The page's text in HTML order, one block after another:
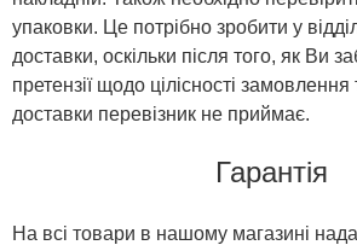
упаковки. Це потрібно зробити у
доставки, оскільки після того, як Ви
претензії щодо цілісності замовлення
доставки перевізник не приймає.
Гарантія
На всі товари в нашому магазині